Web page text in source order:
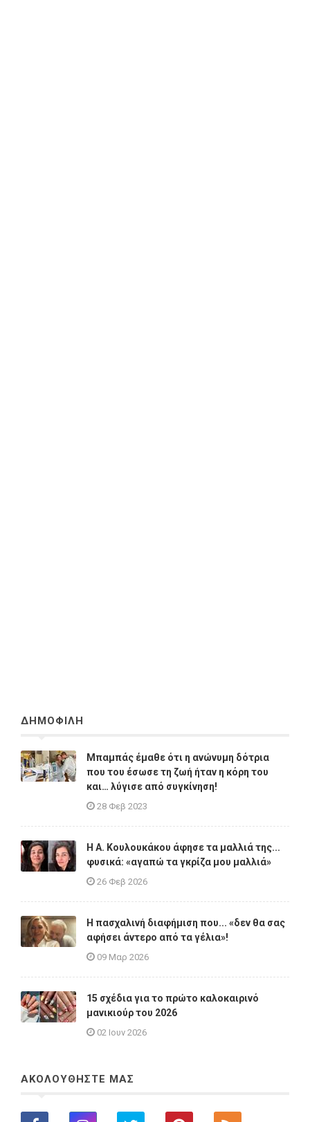
ΔΗΜΟΦΙΛΗ
Μπαμπάς έμαθε ότι η ανώνυμη δότρια
που του έσωσε τη ζωή ήταν η κόρη του
και… λύγισε από συγκίνηση!
28 Φεβ 2023
Η A. Κουλουκάκου άφησε τα μαλλιά της...
φυσικά: «αγαπώ τα γκρίζα μου μαλλιά»
26 Φεβ 2026
Η πασχαλινή διαφήμιση που... «δεν θα σας
αφήσει άντερο από τα γέλια»!
09 Μαρ 2026
15 σχέδια για το πρώτο καλοκαιρινό
μανικιούρ του 2026
02 Ιουν 2026
ΑΚΟΛΟΥΘΗΣΤΕ ΜΑΣ